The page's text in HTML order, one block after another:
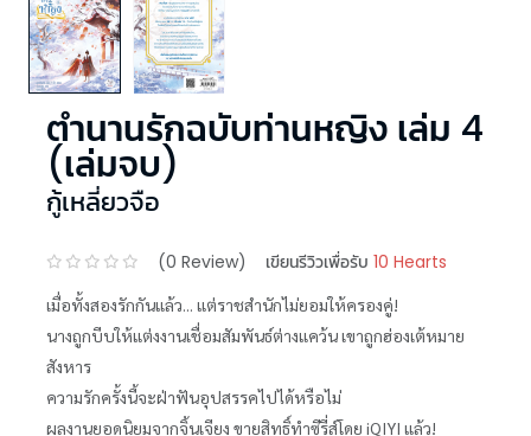
ตำนานรักฉบับท่านหญิง เล่ม 4
(เล่มจบ)
กู้เหลี่ยวจือ
(0 Review) เขียนรีวิวเพื่อรับ 10 Hearts
เมื่อทั้งสองรักกันแล้ว... แต่ราชสำนักไม่ยอมให้ครองคู่!
นางถูกบีบให้แต่งงานเชื่อมสัมพันธ์ต่างแคว้น เขาถูกฮ่องเต้หมาย
สังหาร
ความรักครั้งนี้จะฝ่าฟันอุปสรรคไปได้หรือไม่
ผลงานยอดนิยมจากจิ้นเจียง ขายสิทธิ์ทำซีรี่ส์โดย iQIYI แล้ว!